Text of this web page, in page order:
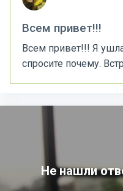
Всем привет!!!
Всем привет!!! Я
спросите почему.
Не нашли